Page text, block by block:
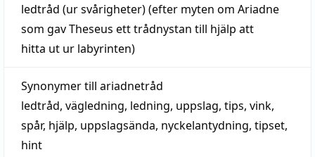
ledtråd (ur svårigheter) (efter myten om Ariadne
som gav Theseus ett trådnystan till hjälp att
hitta ut ur labyrinten)
Synonymer till ariadnetråd
ledtråd, vägledning, ledning, uppslag, tips, vink,
spår, hjälp, uppslagsända, nyckelantydning, tipset,
hint